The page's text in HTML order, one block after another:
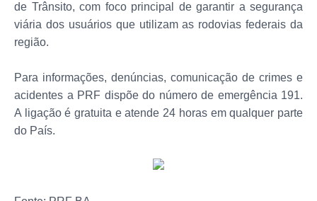
de Trânsito, com foco principal de garantir a segurança
viária dos usuários que utilizam as rodovias federais da
região.
Para informações, denúncias, comunicação de crimes e
acidentes a PRF dispõe do número de emergência 191.
A ligação é gratuita e atende 24 horas em qualquer parte
do País.